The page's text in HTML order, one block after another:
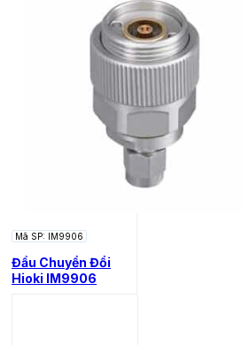
Mã SP: IM9906
Đầu Chuyển Đổi
Hioki IM9906